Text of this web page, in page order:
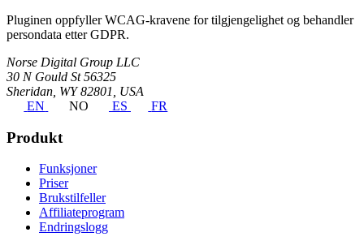
Pluginen oppfyller WCAG-kravene for tilgjengelighet og behandler
persondata etter GDPR.
Norse Digital Group LLC
30 N Gould St 56325
Sheridan, WY 82801, USA
EN
NO ES FR
Produkt
Funksjoner
Priser
Brukstilfeller
Affiliateprogram
Endringslogg